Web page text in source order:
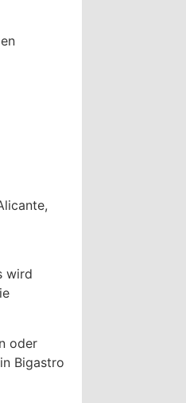
wird
oder
Bigastro